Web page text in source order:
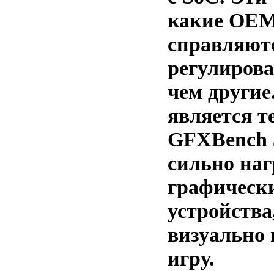
какие
чем
является
сильно
игру.